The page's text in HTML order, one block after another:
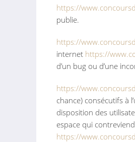
https://
publie.
https://
internet https://
d’un bug ou d’une
https://
chance) consécutifs à
disposition des
espace qui
https://